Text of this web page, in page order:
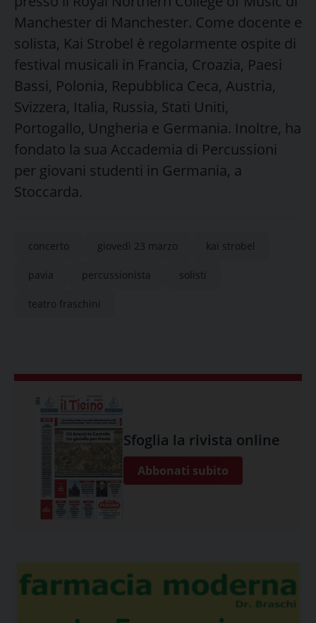
Manchester di Manchester. Come docente e
solista, Kai Strobel è regolarmente ospite di
festival musicali in Francia, Croazia, Paesi
Bassi, Polonia, Repubblica Ceca, Austria,
Svizzera, Italia, Russia, Stati Uniti,
Portogallo, Ungheria e Germania. Inoltre, ha
fondato la sua Accademia di Percussioni
per giovani studenti in Germania, a
Stoccarda.
concerto giovedì 23 marzo kai strobel
pavia percussionista solisti
teatro fraschini
Sfoglia la rivista online
Abbonati subito